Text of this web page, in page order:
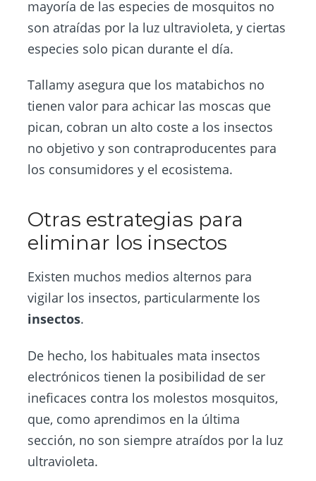
mayoría de las especies de mosquitos no
son atraídas por la luz ultravioleta, y ciertas
especies solo pican durante el día.
Tallamy asegura que los matabichos no
tienen valor para achicar las moscas que
pican, cobran un alto coste a los insectos
no objetivo y son contraproducentes para
los consumidores y el ecosistema.
Otras estrategias para
eliminar los insectos
Existen muchos medios alternos para
vigilar los insectos, particularmente los
insectos.
De hecho, los habituales mata insectos
electrónicos tienen la posibilidad de ser
ineficaces contra los molestos mosquitos,
que, como aprendimos en la última
sección, no son siempre atraídos por la luz
ultravioleta.